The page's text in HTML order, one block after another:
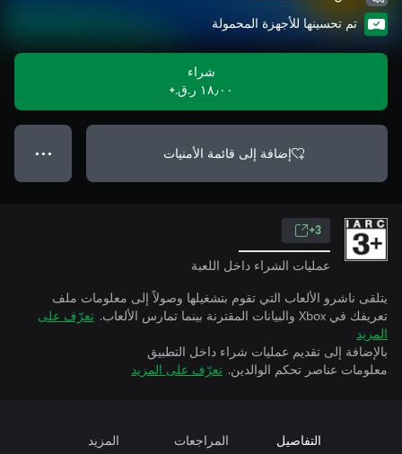
تم تحسينها للأجهزة المحمولة
شراء
١٨٫٠٠ ر.ق.‏+
إضافة إلى قائمة الأمنيات ● ● ●
3+
عمليات الشراء داخل اللعبة
يتلقى ناشرو الألعاب التي تقوم بتشغيلها وصولاً إلى معلومات ملف
تعريفك في Xbox والبيانات المقترنة بينما تمارس الألعاب.
تعرّف على
المزيد
بالإضافة إلى تقديم عمليات شراء داخل التطبيق
معلومات عناصر تحكم الوالدين. تعرّف على المزيد
التفاصيل المراجعات المزيد